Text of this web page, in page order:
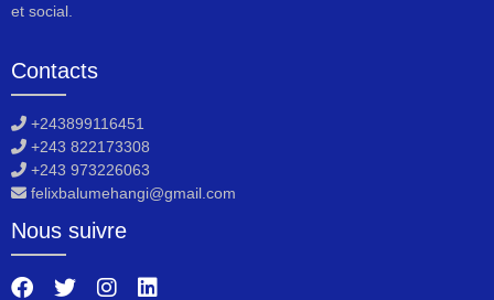
et social.
Contacts
+243899116451
+243 822173308
+243 973226063
felixbalumehangi@gmail.com
Nous suivre